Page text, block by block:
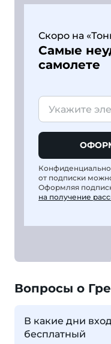
Скоро на
Самые
самолете
от подписки
Оформляя
на получение
Вопросы о
В какие дни
бесплатный